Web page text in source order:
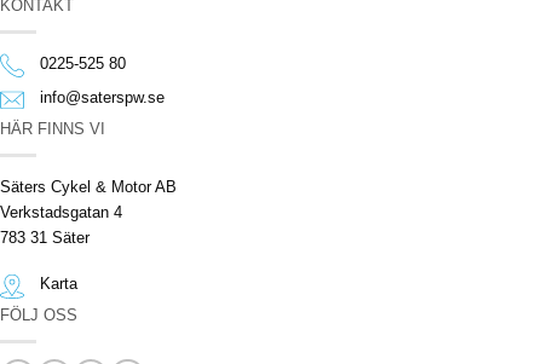
KONTAKT
0225-525 80
info@saterspw.se
HÄR FINNS VI
Säters Cykel & Motor AB
Verkstadsgatan 4
783 31 Säter
Karta
FÖLJ OSS